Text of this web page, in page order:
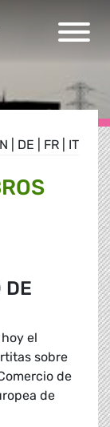
DE FR IT
DE
el
sobre
de
de